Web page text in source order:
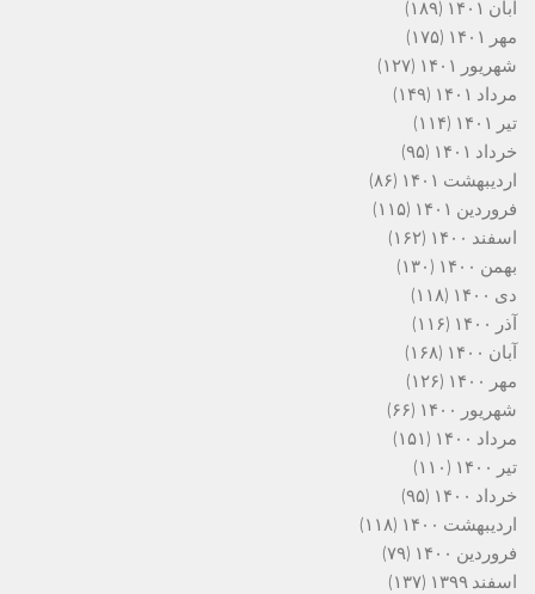
آبان ۱۴۰۱
(۱۸۹)
مهر ۱۴۰۱
(۱۷۵)
شهریور ۱۴۰۱
(۱۲۷)
مرداد ۱۴۰۱
(۱۴۹)
تیر ۱۴۰۱
(۱۱۴)
خرداد ۱۴۰۱
(۹۵)
اردیبهشت ۱۴۰۱
(۸۶)
فروردین ۱۴۰۱
(۱۱۵)
اسفند ۱۴۰۰
(۱۶۲)
بهمن ۱۴۰۰
(۱۳۰)
دی ۱۴۰۰
(۱۱۸)
آذر ۱۴۰۰
(۱۱۶)
آبان ۱۴۰۰
(۱۶۸)
مهر ۱۴۰۰
(۱۲۶)
شهریور ۱۴۰۰
(۶۶)
مرداد ۱۴۰۰
(۱۵۱)
تیر ۱۴۰۰
(۱۱۰)
خرداد ۱۴۰۰
(۹۵)
اردیبهشت ۱۴۰۰
(۱۱۸)
فروردین ۱۴۰۰
(۷۹)
اسفند ۱۳۹۹
(۱۳۷)